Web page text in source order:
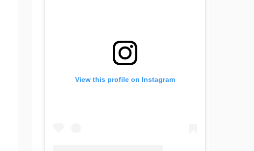
View this profile on Instagram